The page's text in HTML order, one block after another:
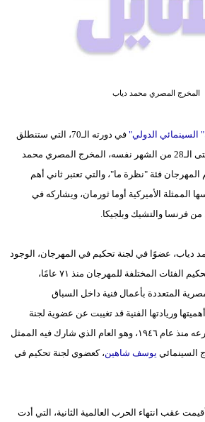
المخرج المصري محمد دياب
السينمائي الدولي"
في دورته الـ70، التي ستنطلق
من 17 مايو /أيار الجاري وحتى الـ28 من الشهر نفسه، المخرج المصري محمد
فئة "نظرة ما"، والتي تعتبر ثاني أهم
الممثلة الأميركية أوما ثورمان، ويشاركه في
من فرنسا والتشيك وبلجيكا.
دياب، عضوًا في لجنة تحكيم في المهرجان، الوجود
المصري الغائب عن لجان تحكيم الفئات المختلفة للمهرجان منذ ٧١ عامًا،
المتعددة بأعمال فنية داخل السباق
وريادتها الفنية قد تغيبت عن عضوية لجنة
تحكيم المهرجان في كل أفرعه منذ عام ١٩٤٦، وهو العام الذي شارك فيه الممثل
السينمائي يوسف شاهين، كعضوي لجنة تحكيم في
عقب انتهاء الحرب العالمية الثانية، التي أدت